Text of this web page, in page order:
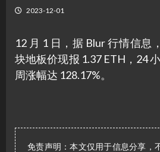
2023-12-01
12 月 1 日，据 Blur 行情信息
块地板价现报 1.37 ETH，24
周涨幅达 128.17%。
免责声明：本文仅用于信息分享，